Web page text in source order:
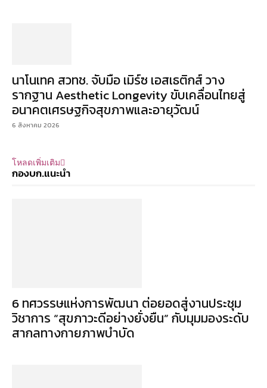
นาโนเทค สวทช. จับมือ เมิร์ซ เอสเธติกส์ วาง
รากฐาน Aesthetic Longevity ขับเคลื่อนไทยสู่
อนาคตเศรษฐกิจสุขภาพและอายุวัฒน์
6 สิงหาคม 2026
โหลดเพิ่มเติม
กองบก.แนะนำ
6 ทศวรรษแห่งการพัฒนา ต่อยอดสู่งานประชุม
วิชาการ “สุขภาวะดีอย่างยั่งยืน” กับมุมมองระดับ
สากลทางกายภาพบำบัด